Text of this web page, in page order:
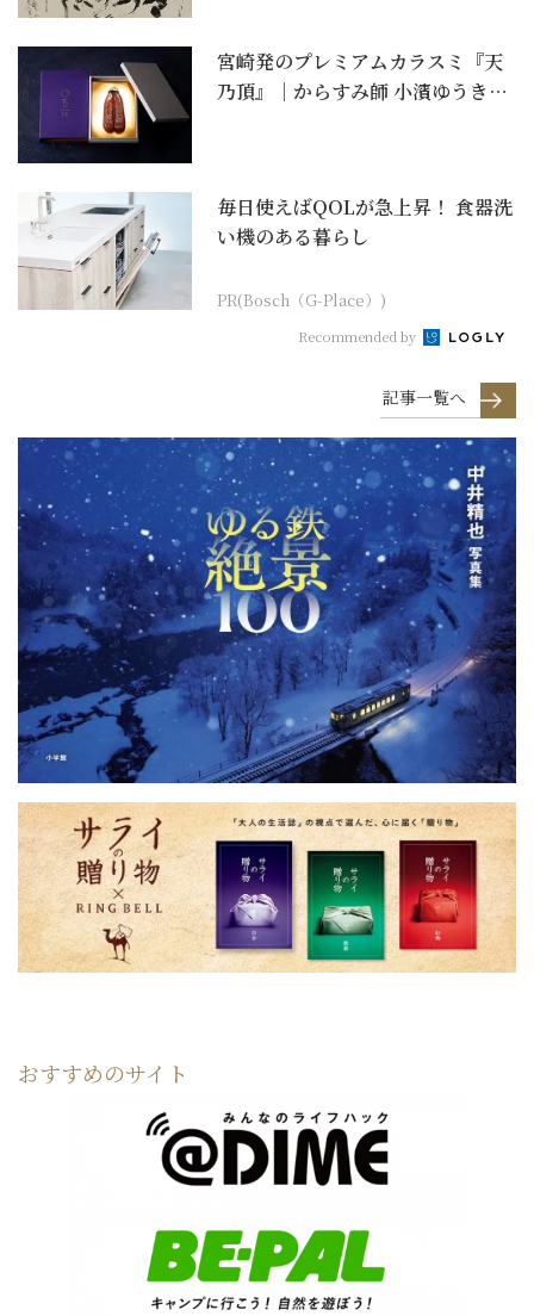
宮崎発のプレミアムカラスミ『天
乃頂』｜からすみ師 小濱ゆうきが
毎日使えばQOLが急上昇！ 食器洗
い機のある暮らし
PR(Bosch（G-Place）)
Recommended by
記事一覧へ
おすすめのサイト